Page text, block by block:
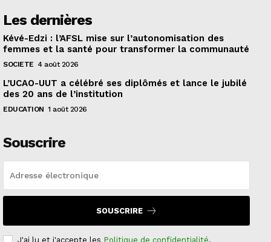
Les dernières
Kévé-Edzi : l’AFSL mise sur l’autonomisation des
femmes et la santé pour transformer la communauté
SOCIETE 4 août 2026
L’UCAO-UUT a célébré ses diplômés et lance le jubilé
des 20 ans de l’institution
EDUCATION 1 août 2026
Souscrire
SOUSCRIRE
J'ai lu et j'accepte les Politique de confidentialité.